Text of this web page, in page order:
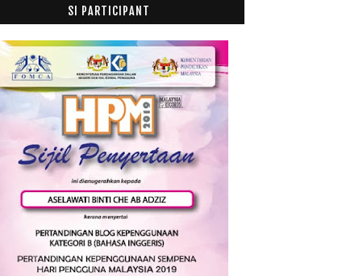
Geramku pada mereka.....
Selamat Hari Rabu
Tak jadi warna warni jadi yang kuning jer.... menu...
Gelagat Pelajar vs Menu Ku
Allhamdulillah... rezeki dari nuffnang
Cermin awak boleh buat saya syukur tak?
Ahmad Dhurrah vs Solat Sunat Dhuha
FFPVM 9 di Uitm dan masa lampau....
Gigiku, Ofisku, Babyku...
Mac(6)
SI PARTICIPANT